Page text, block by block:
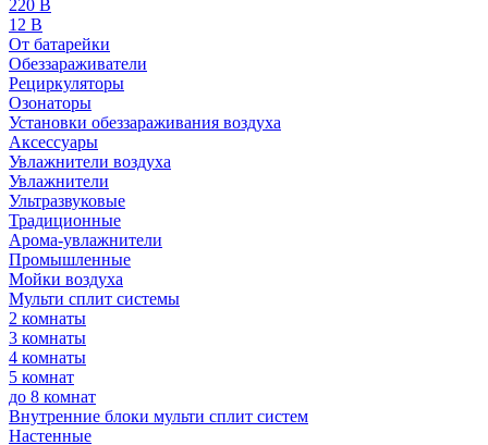
220 В
12 В
От батарейки
Обеззараживатели
Рециркуляторы
Озонаторы
Установки обеззараживания воздуха
Аксессуары
Увлажнители воздуха
Увлажнители
Ультразвуковые
Традиционные
Арома-увлажнители
Промышленные
Мойки воздуха
Мульти сплит системы
2 комнаты
3 комнаты
4 комнаты
5 комнат
до 8 комнат
Внутренние блоки мульти сплит систем
Настенные